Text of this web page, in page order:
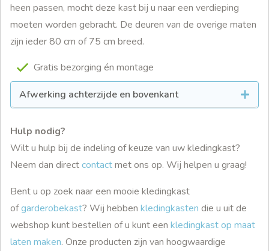
heen passen, mocht deze kast bij u naar een verdieping
moeten worden gebracht. De deuren van de overige maten
zijn ieder 80 cm of 75 cm breed.
Gratis bezorging én montage
Afwerking achterzijde en bovenkant
Hulp nodig?
Wilt u hulp bij de indeling of keuze van uw kledingkast?
Neem dan directcontactmet ons op. Wij helpen u graag!
Bent u op zoek naar een mooie kledingkast
ofgarderobekast? Wij hebben kledingkasten die u uit de
webshop kunt bestellen of u kunt een kledingkast op maat
laten maken. Onze producten zijn van hoogwaardige